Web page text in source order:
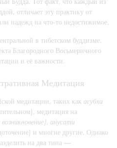
отличает эту практику от
надежд на что-то недостижимое.
в тибетском буддизме.
Благородного Восьмеричного
и её важности.
Медитация
медитации, таких как асубха
медитация на
, анусати
и многие другие. Однако
на два типа —